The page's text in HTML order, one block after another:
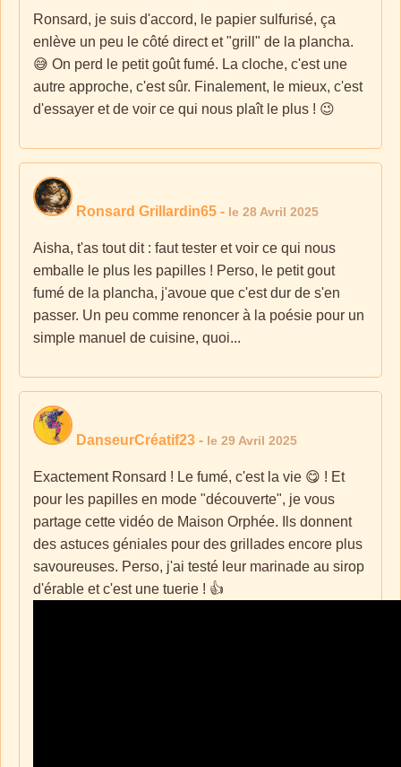
Ronsard, je suis d'accord, le papier sulfurisé, ça
enlève un peu le côté direct et "grill" de la plancha.
😅 On perd le petit goût fumé. La cloche, c'est une
autre approche, c'est sûr. Finalement, le mieux, c'est
d'essayer et de voir ce qui nous plaît le plus ! 😉
Ronsard Grillardin65 - le 28 Avril 2025
Aisha, t'as tout dit : faut tester et voir ce qui nous
emballe le plus les papilles ! Perso, le petit gout
fumé de la plancha, j'avoue que c'est dur de s'en
passer. Un peu comme renoncer à la poésie pour un
simple manuel de cuisine, quoi...
DanseurCréatif23 - le 29 Avril 2025
Exactement Ronsard ! Le fumé, c'est la vie 😋 ! Et
pour les papilles en mode "découverte", je vous
partage cette vidéo de Maison Orphée. Ils donnent
des astuces géniales pour des grillades encore plus
savoureuses. Perso, j'ai testé leur marinade au sirop
d'érable et c'est une tuerie ! 👍